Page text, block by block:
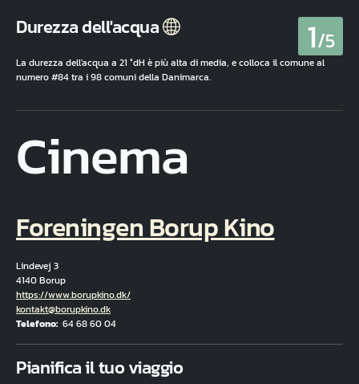
Durezza dell'acqua 1/5
La durezza dell'acqua a 21 °dH è più alta di media, e colloca il comune al
numero #84 tra i 98 comuni della Danimarca.
Cinema
Foreningen Borup Kino
Lindevej 3
4140 Borup
Hjemmeside
https://www.borupkino.dk/
E-mail
kontakt@borupkino.dk
Telefono 64 68 60 04
Pianifica il tuo viaggio